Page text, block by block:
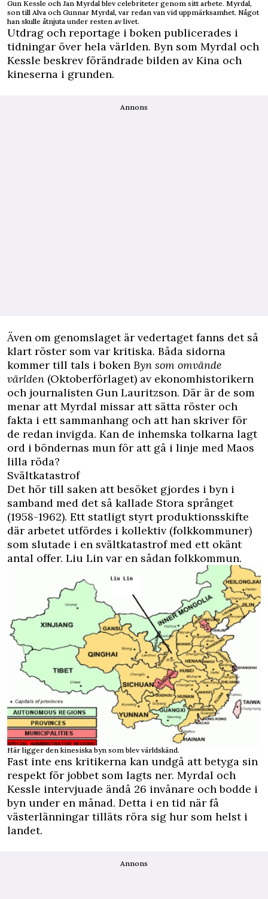
Gun Kessle och Jan Myrdal blev celebriteter genom sitt arbete. Myrdal,
son till Alva och Gunnar Myrdal, var redan van vid uppmärksamhet. Något
han skulle åtnjuta under resten av livet.
Utdrag och reportage i boken publicerades i
tidningar över hela världen. Byn som Myrdal och
Kessle beskrev förändrade bilden av Kina och
kineserna i grunden.
Annons
Även om genomslaget är vedertaget fanns det så
klart röster som var kritiska. Båda sidorna
kommer till tals i boken Byn som omvände
världen (Oktoberförlaget) av ekonomhistorikern
och journalisten Gun Lauritzson. Där är de som
menar att Myrdal missar att sätta röster och
fakta i ett sammanhang och att han skriver för
de redan invigda. Kan de inhemska tolkarna lagt
ord i böndernas mun för att gå i linje med Maos
lilla röda?
Svältkatastrof
Det hör till saken att besöket gjordes i byn i
samband med det så kallade Stora språnget
(1958-1962). Ett statligt styrt produktionsskifte
där arbetet utfördes i kollektiv (folkkommuner)
som slutade i en svältkatastrof med ett okänt
antal offer. Liu Lin var en sådan folkkommun.
Här ligger den kinesiska byn som blev världskänd.
Fast inte ens kritikerna kan undgå att betyga sin
respekt för jobbet som lagts ner. Myrdal och
Kessle intervjuade ändå 26 invånare och bodde i
byn under en månad. Detta i en tid när få
västerlänningar tilläts röra sig hur som helst i
landet.
Annons